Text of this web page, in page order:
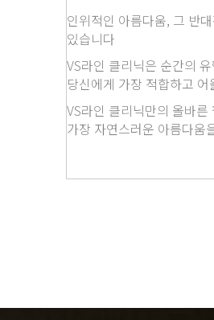
인위적인 아름다움, 그 반
있습니다
VS라인 클리닉은 순간의
당신에게 가장 적합하고
VS라인 클리닉만의 올바
가장 자연스러운 아름다움